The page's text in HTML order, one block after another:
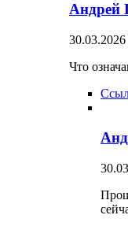
Андрей
Что